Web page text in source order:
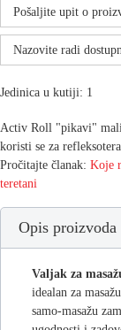
Pošaljite upit o
Nazovite radi
Jedinica u kutiji: 1
Activ Roll "pikavi" mali
koristi se za
Pročitajte članak: Koje
teretani
Opis proizvoda
Valjak za
idealan za
samo-masažu